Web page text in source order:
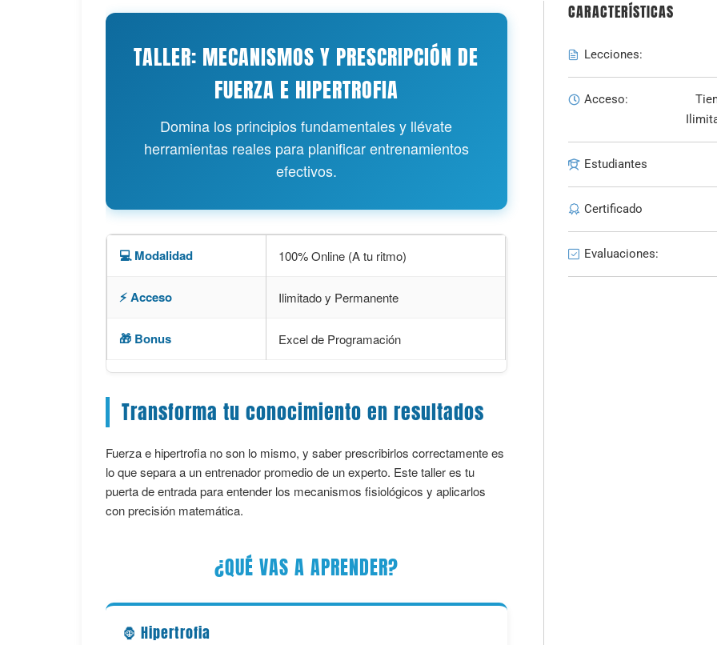
TALLER: MECANISMOS Y PRESCRIPCIÓN DE
FUERZA E HIPERTROFIA
Domina los principios fundamentales y llévate
herramientas reales para planificar entrenamientos
efectivos.
💻 Modalidad 100% Online (A tu ritmo)
⚡ Acceso Ilimitado y Permanente
🎁 Bonus Excel de Programación
Transforma tu conocimiento en resultados
Fuerza e hipertrofia no son lo mismo, y saber prescribirlos correctamente es
lo que separa a un entrenador promedio de un experto. Este taller es tu
puerta de entrada para entender los mecanismos fisiológicos y aplicarlos
con precisión matemática.
¿QUÉ VAS A APRENDER?
🦍 Hipertrofia
CARACTERÍSTICAS
Lecciones:
Acceso:
Estudiantes
Certificado
Evaluaciones: